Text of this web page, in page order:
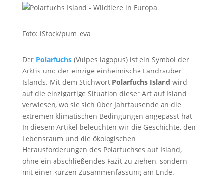
Foto: iStock/pum_eva
Der Polarfuchs (Vulpes lagopus) ist ein Symbol der
Arktis und der einzige einheimische Landräuber
Islands. Mit dem Stichwort Polarfuchs Island wird
auf die einzigartige Situation dieser Art auf Island
verwiesen, wo sie sich über Jahrtausende an die
extremen klimatischen Bedingungen angepasst hat.
In diesem Artikel beleuchten wir die Geschichte, den
Lebensraum und die ökologischen
Herausforderungen des Polarfuchses auf Island,
ohne ein abschließendes Fazit zu ziehen, sondern
mit einer kurzen Zusammenfassung am Ende.